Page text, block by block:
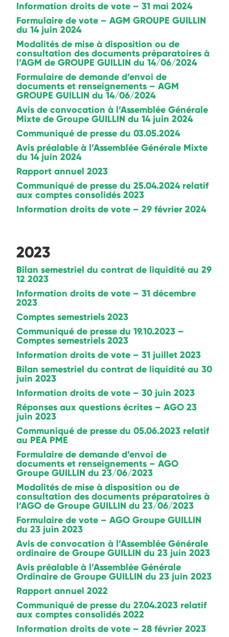
Information droits de vote – 31 mai 2024
Formulaire de vote – AGM GROUPE GUILLIN
du 14 juin 2024
Modalités de mise à disposition ou de
consultation des documents préparatoires à
l’AGM de GROUPE GUILLIN du 14/06/2024
Formulaire de demande d’envoi de
documents et renseignements – AGM
GROUPE GUILLIN du 14/06/2024
Avis de convocation à l’Assemblée Générale
Mixte de Groupe GUILLIN du 14 juin 2024
Communiqué de presse du 03.05.2024
Avis préalable à l’Assemblée Générale Mixte
du 14 juin 2024
Rapport annuel 2023
Communiqué de presse du 25.04.2024 relatif
aux comptes consolidés 2023
Information droits de vote – 29 février 2024
2023
Bilan semestriel du contrat de liquidité au 29
12 2023
Information droits de vote – 31 décembre
2023
Comptes semestriels 2023
Communiqué de presse du 19.10.2023 –
Comptes semestriels 2023
Information droits de vote – 31 juillet 2023
Bilan semestriel du contrat de liquidité au 30
juin 2023
Information droits de vote – 30 juin 2023
Réponses aux questions écrites – AGO 23
juin 2023
Communiqué de presse du 05.06.2023 relatif
au PEA PME
Formulaire de demande d’envoi de
documents et renseignements – AGO
Groupe GUILLIN du 23/06/2023
Modalités de mise à disposition ou de
consultation des documents préparatoires à
l’AGO de Groupe GUILLIN du 23/06/2023
Formulaire de vote – AGO Groupe GUILLIN
du 23 juin 2023
Avis de convocation à l’Assemblée Générale
ordinaire de Groupe GUILLIN du 23 juin 2023
Avis préalable à l’Assemblée Générale
Ordinaire de Groupe GUILLIN du 23 juin 2023
Rapport annuel 2022
Communiqué de presse du 27.04.2023 relatif
aux comptes consolidés 2022
Information droits de vote – 28 février 2023